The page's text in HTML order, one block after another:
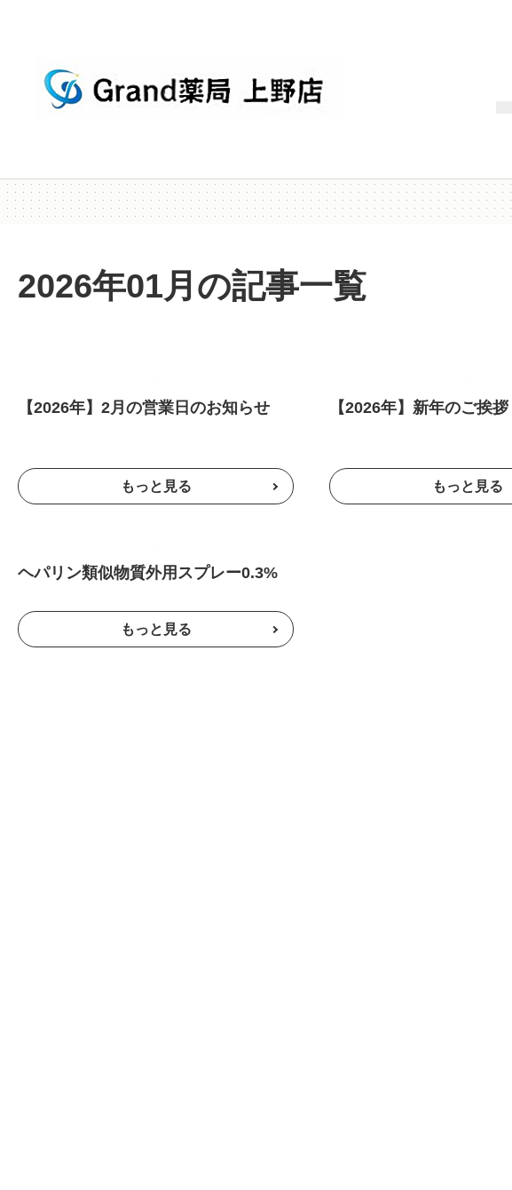
2026年01月の記事一覧
【2026年】2月の営業日のお知らせ 【2026年】新年のご挨拶
ヘパリン類似物質外用スプレー0.3%